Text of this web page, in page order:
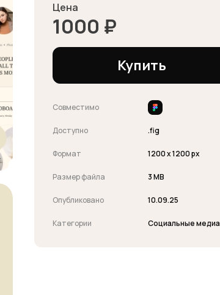
Цена
1000 ₽
Купить
Совместимо
Доступно .fig
Формат 1200 x 1200 px
Размер файла 3 MB
Опубликовано 10.09.25
Категории Социальные медиа